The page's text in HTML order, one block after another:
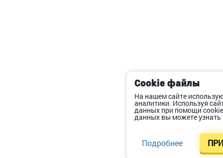
Cookie файлы
На нашем сайте
аналитики. Используя
данных при помощи
данных вы можете узнать
Подробнее